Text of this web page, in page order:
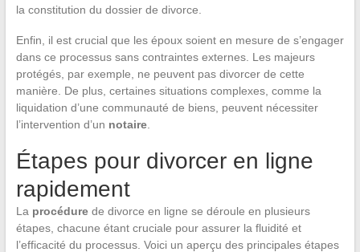
la constitution du dossier de divorce.
Enfin, il est crucial que les époux soient en mesure de s’engager
dans ce processus sans contraintes externes. Les majeurs
protégés, par exemple, ne peuvent pas divorcer de cette
manière. De plus, certaines situations complexes, comme la
liquidation d’une communauté de biens, peuvent nécessiter
l’intervention d’un notaire.
Étapes pour divorcer en ligne
rapidement
La procédurede divorce en ligne se déroule en plusieurs
étapes, chacune étant cruciale pour assurer la fluidité et
l’efficacité du processus. Voici un aperçu des principales étapes